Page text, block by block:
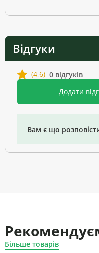
Відгуки
(4,6) 0 відгуків
Додати
Вам є що
Більше товарів